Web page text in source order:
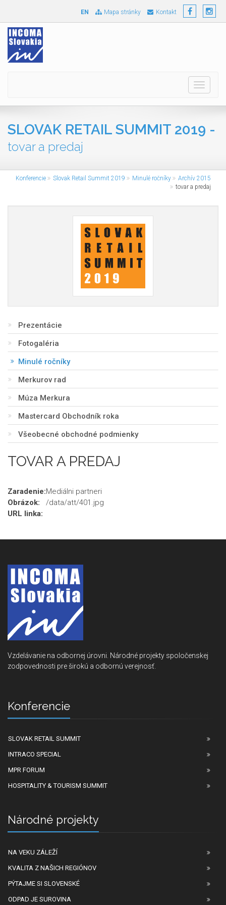
EN Mapa stránky Kontakt
Toggle
SLOVAK RETAIL SUMMIT 2019 -
tovar a predaj
Konferencie Slovak Retail Summit 2019 Minulé ročníky
Archív 2015
tovar a predaj
Prezentácie
Fotogaléria
Minulé ročníky
Merkurov rad
Múza Merkura
Mastercard Obchodník roka
Všeobecné obchodné podmienky
TOVAR A PREDAJ
Zaradenie:Mediálni partneri
Obrázok:
/data/att/401.jpg
URL linka:
Vzdelávanie na odbornej úrovni. Národné projekty spoločenskej
zodpovednosti pre širokú a odbornú verejnosť.
Konferencie
SLOVAK RETAIL SUMMIT
INTRACO SPECIAL
MPR FORUM
HOSPITALITY & TOURISM SUMMIT
Národné projekty
NA VEKU ZÁLEŽÍ
KVALITA Z NAŠICH REGIÓNOV
PÝTAJME SI SLOVENSKÉ
ODPAD JE SUROVINA